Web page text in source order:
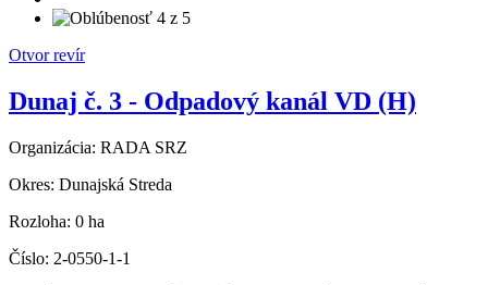
Otvor revír
Dunaj č. 3 - Odpadový kanál VD (H)
Organizácia: RADA SRZ
Okres: Dunajská Streda
Rozloha: 0 ha
Číslo: 2-0550-1-1